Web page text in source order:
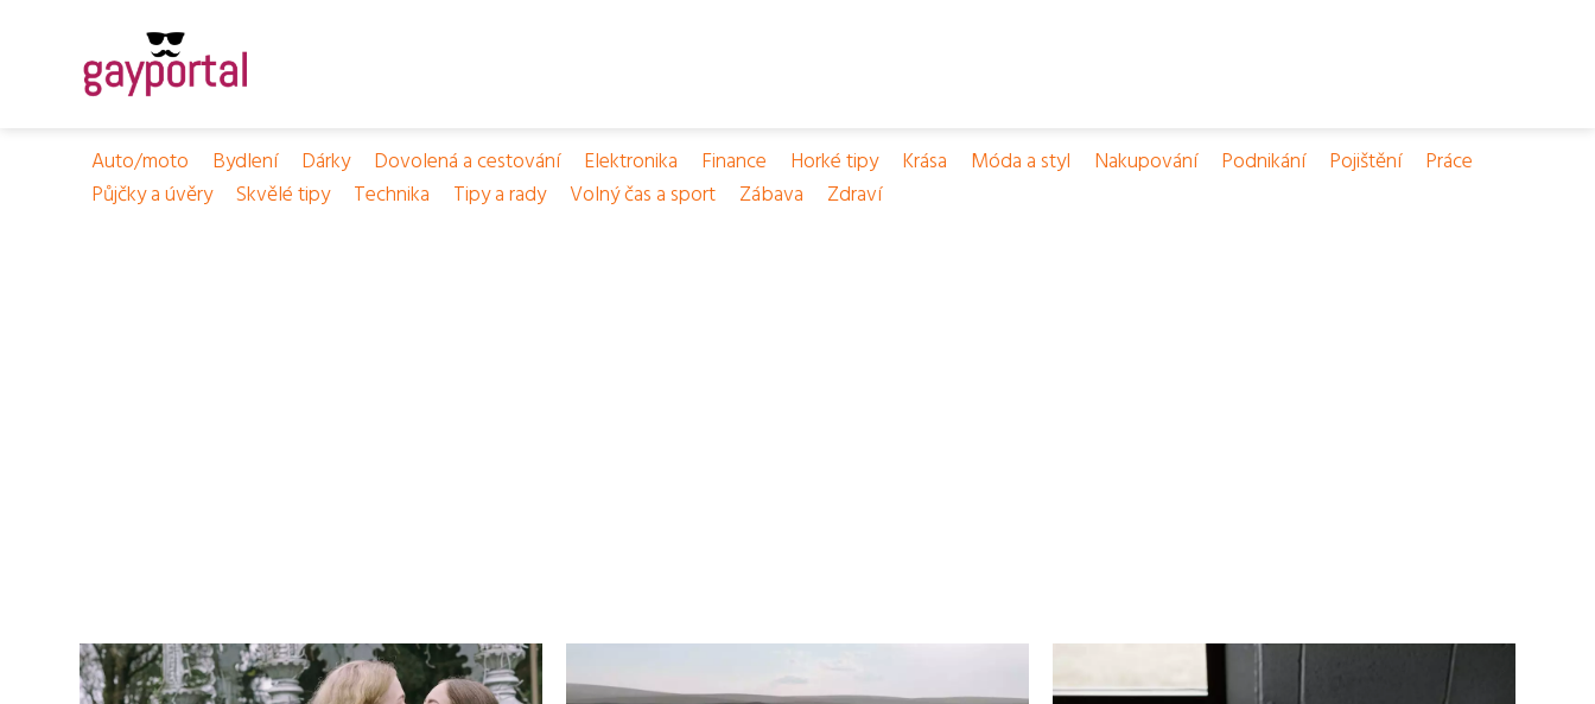
Auto/moto Bydlení Dárky Dovolená a cestování Elektronika Finance Horké tipy Krása Móda a styl Nakupování Podnikání Pojištění
Práce
Půjčky a úvěry
Skvělé tipy Technika Tipy a rady Volný čas a sport Zábava Zdraví